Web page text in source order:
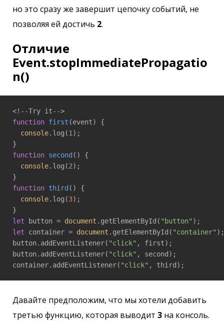
но это сразу же завершит цепочку событий, не
позволяя ей достичь 2.
Отличие
Event.stopImmediatePropagatio
n()
function first (event) {
console.log(1 );
function second ( ) {
console.log(2);
function third ( ) {
console.log(3);
let button = document .getElementById( "button"
let container = document .getElementById( "container" );
button.addEventListener( "click" , first);
button.addEventListener( "click" , second);
container.addEventListener( "click" , third);
Давайте предположим, что мы хотели добавить
третью функцию, которая выводит 3 на консоль.